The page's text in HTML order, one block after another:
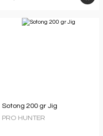
Sotong 200 gr Jig
PRO HUNTER